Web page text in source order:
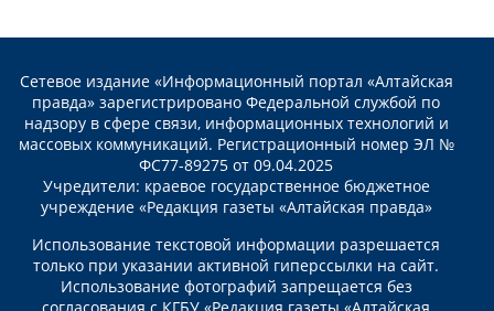
Сетевое издание «Информационный портал «Алтайская
правда» зарегистрировано Федеральной службой по
надзору в сфере связи, информационных технологий и
массовых коммуникаций. Регистрационный номер ЭЛ №
ФС77-89275 от 09.04.2025
Учредители: краевое государственное бюджетное
учреждение «Редакция газеты «Алтайская правда»
Использование текстовой информации разрешается
только при указании активной гиперссылки на сайт.
Использование фотографий запрещается без